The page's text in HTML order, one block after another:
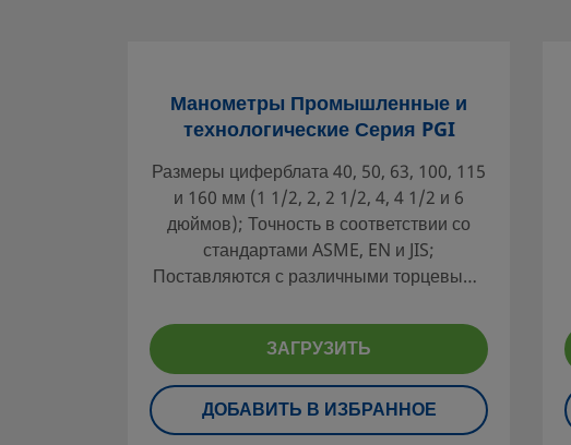
Манометры Промышленные и
технологические Серия PGI
Размеры циферблата 40, 50, 63, 100, 115
и 160 мм (1 1/2, 2, 2 1/2, 4, 4 1/2 и 6
дюймов); Точность в соответствии со
стандартами ASME, EN и JIS;
Поставляются с различными торцевыми
переходниками Swagelok®;
Конфигурации с креплением позади
корпуса по центру, позади внизу и снизу;
Конструкция из нержавеющей стали и
армированного термопласта;
ЗАГРУЗИТЬ
ДОБАВИТЬ В ИЗБРАННОЕ